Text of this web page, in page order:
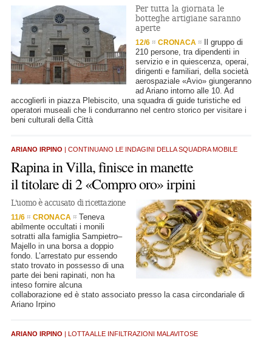
Per tutta la giornata le
botteghe artigiane saranno
aperte
12/6 CRONACA
Il gruppo di
210 persone, tra dipendenti in
servizio e in quiescenza, operai,
dirigenti e familiari, della società
aerospaziale «Avio» giungeranno
ad Ariano intorno alle 10. Ad
accoglierli in piazza Plebiscito, una squadra di guide turistiche ed
operatori museali che li condurranno nel centro storico per visitare i
beni culturali della Città
ARIANO IRPINO | CONTINUANO LE INDAGINI DELLA SQUADRA MOBILE
Rapina in Villa, finisce in manette
il titolare di 2 «Compro oro» irpini
L'uomo è accusato di ricettazione
11/6 CRONACA
Teneva
abilmente occultati i monili
sotratti alla famiglia Sampietro–
Majello in una borsa a doppio
fondo. L’arrestato pur essendo
stato trovato in possesso di una
parte dei beni rapinati, non ha
inteso fornire alcuna
collaborazione ed è stato associato presso la casa circondariale di
Ariano Irpino
ARIANO IRPINO | LOTTA ALLE INFILTRAZIONI MALAVITOSE